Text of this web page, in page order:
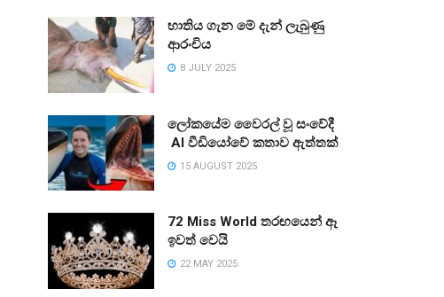
භාතිය ගැන මේ දැන් ලැබුණු
ආරංචිය
8 JULY 2025
ලෝකයේම වෛරල් වූ සංවේදී
AI වීඩියෝවේ කතාව ඇත්තක්
15 AUGUST 2025
72 Miss World තරඟයෙන් ඈ
ඉවත් වෙයි
22 MAY 2025